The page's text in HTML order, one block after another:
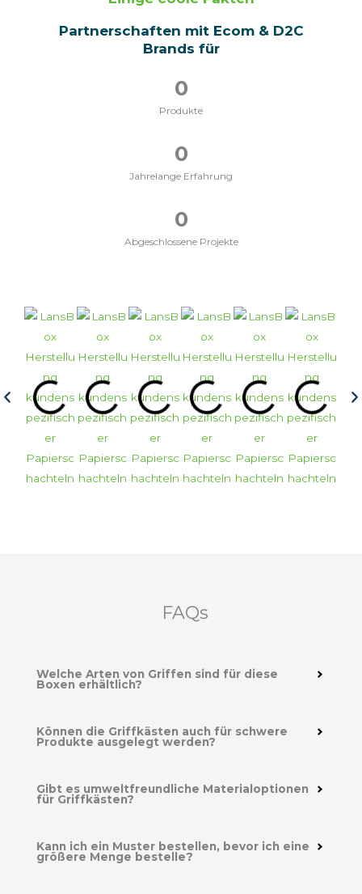
Partnerschaften mit Ecom & D2C
Brands für
Produkte
0
Jahrelange Erfahrung
0
Abgeschlossene Projekte
0
FAQs
Welche Arten von Griffen sind für diese
Boxen erhältlich?
Können die Griffkästen auch für schwere
Produkte ausgelegt werden?
Gibt es umweltfreundliche Materialoptionen
für Griffkästen?
Kann ich ein Muster bestellen, bevor ich eine
größere Menge bestelle?